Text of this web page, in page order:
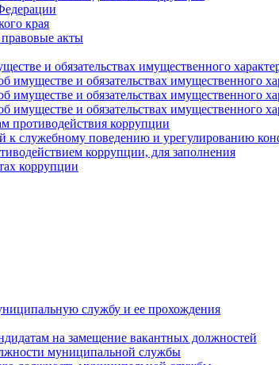
края
акты
и обязательствах имущественного
имуществе и обязательствах
имуществе и обязательствах
имуществе и обязательствах имущественного
противодействия коррупции
к служебному поведению и урегулированию
коррупции, для заполнения
коррупции
службу и ее прохождения
на замещение вакантных должностей
муниципальной службы